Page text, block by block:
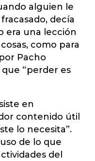
alguien le
decía
era una lección
como para
Pacho
“perder es
en
contenido útil
lo necesita”.
de lo que
del